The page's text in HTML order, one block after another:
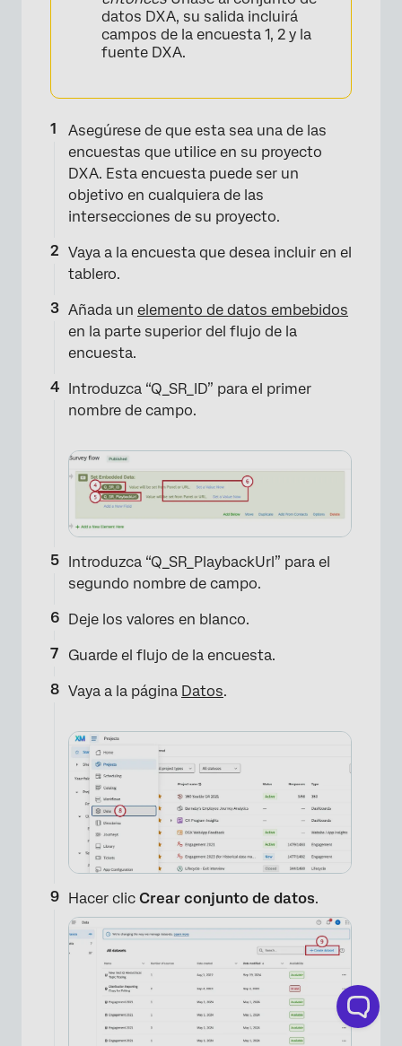
datos DXA, su salida incluirá
campos de la encuesta 1, 2 y la
fuente DXA.
Asegúrese de que esta sea una de las
encuestas que utilice en su proyecto
DXA. Esta encuesta puede ser un
objetivo en cualquiera de las
intersecciones de su proyecto.
Vaya a la encuesta que desea incluir en el
tablero.
Añada un elemento de datos embebidos
en la parte superior del flujo de la
encuesta.
Introduzca “Q_SR_ID” para el primer
nombre de campo.
Introduzca “Q_SR_PlaybackUrl” para el
segundo nombre de campo.
Deje los valores en blanco.
Guarde el flujo de la encuesta.
Vaya a la página Datos.
Hacer clic Crear conjunto de datos.